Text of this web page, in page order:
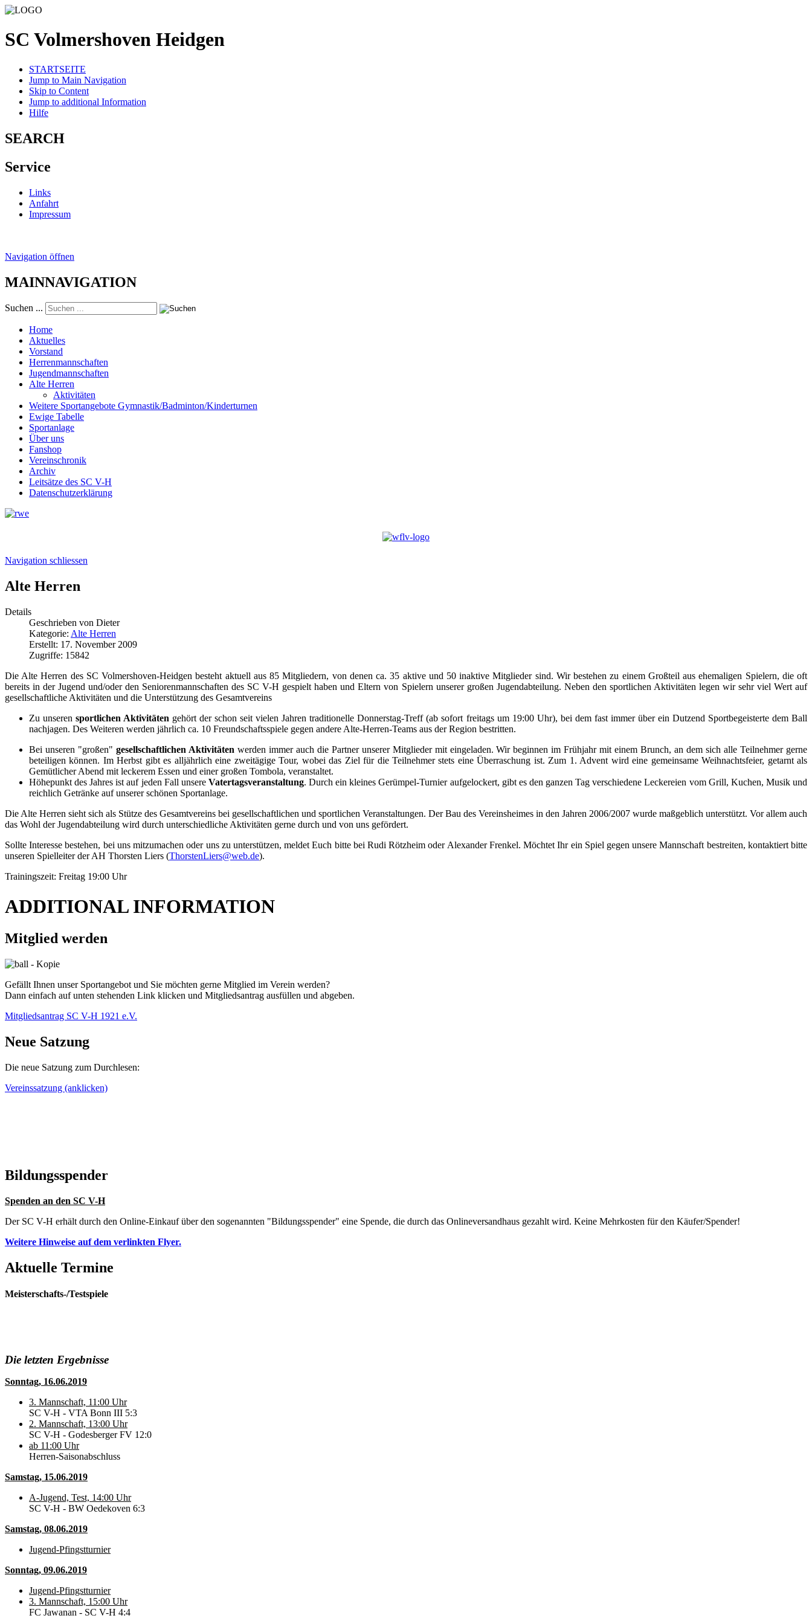
SC Volmershoven Heidgen
STARTSEITE
Jump to Main Navigation
Skip to Content
Jump to additional Information
Hilfe
SEARCH
Service
Links
Anfahrt
Impressum
Navigation öffnen
MAINNAVIGATION
Suchen ...
Home
Aktuelles
Vorstand
Herrenmannschaften
Jugendmannschaften
Alte Herren
Aktivitäten
Weitere Sportangebote Gymnastik/Badminton/Kinderturnen
Ewige Tabelle
Sportanlage
Über uns
Fanshop
Vereinschronik
Archiv
Leitsätze des SC V-H
Datenschutzerklärung
Navigation schliessen
Alte Herren
Details
Geschrieben von Dieter
Kategorie: Alte Herren
Erstellt: 17. November 2009
Zugriffe: 15842
Die Alte Herren des SC Volmershoven-Heidgen besteht aktuell aus 85 Mitgliedern, von denen ca. 35 aktive und 50 inaktive Mitglieder sind. Wir bestehen zu einem Großteil aus ehemaligen Spielern, die oft
bereits in der Jugend und/oder den Seniorenmannschaften des SC V-H gespielt haben und Eltern von Spielern unserer großen Jugendabteilung. Neben den sportlichen Aktivitäten legen wir sehr viel Wert auf
gesellschaftliche Aktivitäten und die Unterstützung des Gesamtvereins
Zu unserensportlichen Aktivitäten gehört der schon seit vielen Jahren traditionelle Donnerstag-Treff (ab sofort freitags um 19:00 Uhr), bei dem fast immer über ein Dutzend Sportbegeisterte dem Ball
nachjagen. Des Weiteren werden jährlich ca. 10 Freundschaftsspiele gegen andere Alte-Herren-Teams aus der Region bestritten.
Bei unseren "großen" gesellschaftlichen Aktivitäten werden immer auch die Partner unserer Mitglieder mit eingeladen. Wir beginnen im Frühjahr mit einem Brunch, an dem sich alle Teilnehmer gerne
beteiligen können. Im Herbst gibt es alljährlich eine zweitägige Tour, wobei das Ziel für die Teilnehmer stets eine Überraschung ist. Zum 1. Advent wird eine gemeinsame Weihnachtsfeier, getarnt als
Gemütlicher Abend mit leckerem Essen und einer großen Tombola, veranstaltet.
Höhepunkt des Jahres ist auf jeden Fall unsere Vatertagsveranstaltung. Durch ein kleines Gerümpel-Turnier aufgelockert, gibt es den ganzen Tag verschiedene Leckereien vom Grill, Kuchen, Musik und
reichlich Getränke auf unserer schönen Sportanlage.
Die Alte Herren sieht sich als Stütze des Gesamtvereins bei gesellschaftlichen und sportlichen Veranstaltungen. Der Bau des Vereinsheimes in den Jahren 2006/2007 wurde maßgeblich unterstützt. Vor allem auch
das Wohl der Jugendabteilung wird durch unterschiedliche Aktivitäten gerne durch und von uns gefördert.
Sollte Interesse bestehen, bei uns mitzumachen oder uns zu unterstützen, meldet Euch bitte bei Rudi Rötzheim oder Alexander Frenkel. Möchtet Ihr ein Spiel gegen unsere Mannschaft bestreiten, kontaktiert bitte
unseren Spielleiter der AH Thorsten Liers (ThorstenLiers@web.de).
Trainingszeit: Freitag 19:00 Uhr
ADDITIONAL INFORMATION
Mitglied werden
Gefällt Ihnen unser Sportangebot und Sie möchten gerne Mitglied im Verein werden?
Dann einfach auf unten stehenden Link klicken und Mitgliedsantrag ausfüllen und abgeben.
Mitgliedsantrag SC V-H 1921 e.V.
Neue Satzung
Die neue Satzung zum Durchlesen:
Vereinssatzung (anklicken)
Bildungsspender
Spenden an den SC V-H
Der SC V-H erhält durch den Online-Einkauf über den sogenannten "Bildungsspender" eine Spende, die durch das Onlineversandhaus gezahlt wird. Keine Mehrkosten für den Käufer/Spender!
Weitere Hinweise auf dem verlinkten Flyer.
Aktuelle Termine
Meisterschafts-/Testspiele
Die letzten Ergebnisse
Sonntag, 16.06.2019
3. Mannschaft, 11:00 Uhr
SC V-H - VTA Bonn III 5:3
2. Mannschaft, 13:00 Uhr
SC V-H - Godesberger FV 12:0
ab 11:00 Uhr
Herren-Saisonabschluss
Samstag, 15.06.2019
A-Jugend, Test, 14:00 Uhr
SC V-H - BW Oedekoven 6:3
Samstag, 08.06.2019
Jugend-Pfingstturnier
Sonntag, 09.06.2019
Jugend-Pfingstturnier
3. Mannschaft, 15:00 Uhr
FC Jawanan - SC V-H 4:4